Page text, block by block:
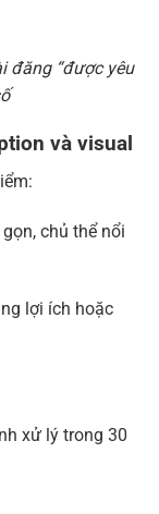
đăng “được yêu
và visual
chủ thể nổi
lợi ích hoặc
xử lý trong 30